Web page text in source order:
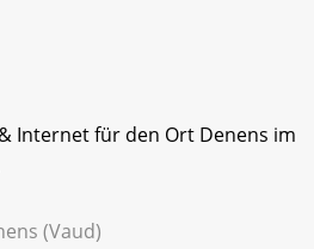
Internet für den Ort Denens im
(Vaud)